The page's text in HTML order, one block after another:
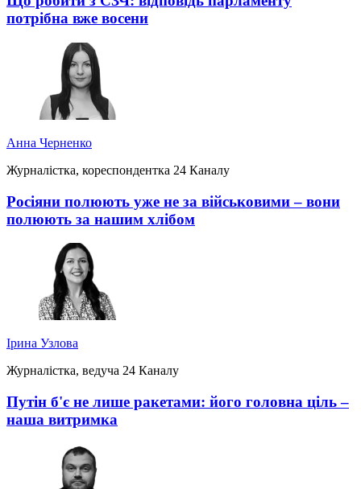
потрібна вже восени
Анна Черненко
Журналістка, кореспондентка 24 Каналу
Росіяни полюють уже не за військовими – вони
полюють за нашим хлібом
Ірина Узлова
Журналістка, ведуча 24 Каналу
Путін б'є не лише ракетами: його головна ціль –
наша витримка